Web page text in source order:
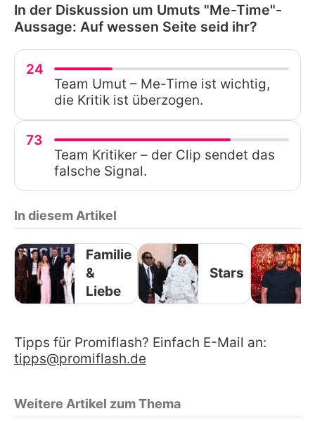
In der Diskussion um Umuts "Me-Time"-
Aussage: Auf wessen Seite seid ihr?
24
Team Umut – Me-Time ist wichtig,
die Kritik ist überzogen.
73
Team Kritiker – der Clip sendet das
falsche Signal.
In diesem Artikel
Familie
&
Liebe
Stars
Tipps für Promiflash? Einfach E-Mail an:
tipps@promiflash.de
Weitere Artikel zum Thema